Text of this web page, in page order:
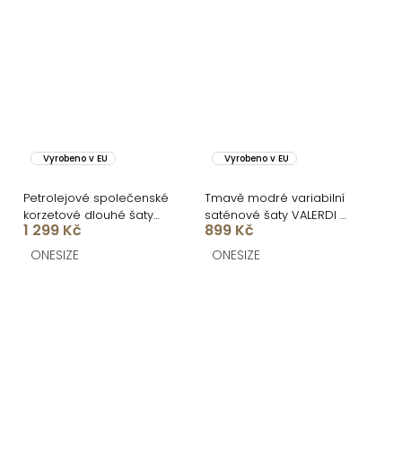
Vyrobeno v EU
Petrolejové společenské
korzetové dlouhé šaty
KARLOT
1 299 Kč
ONESIZE
Vyrobeno v EU
Tmavě modré variabilní
saténové šaty VALERDI a
rozparkem
899 Kč
ONESIZE